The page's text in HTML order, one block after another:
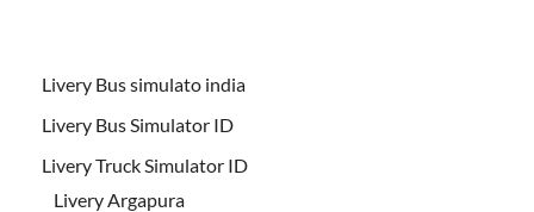
Livery Bus simulato india
Livery Bus Simulator ID
Livery Truck Simulator ID
Livery Argapura